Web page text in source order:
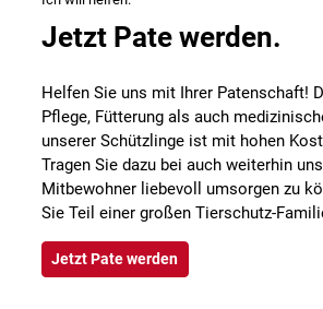
Jetzt Pate werden.
Helfen Sie uns mit Ihrer Patenschaft!
Pflege, Fütterung als auch
unserer Schützlinge ist mit hohen
Tragen Sie dazu bei auch weiterhin
Mitbewohner liebevoll umsorgen zu
Sie Teil einer großen Tierschutz-
Jetzt Pate werden